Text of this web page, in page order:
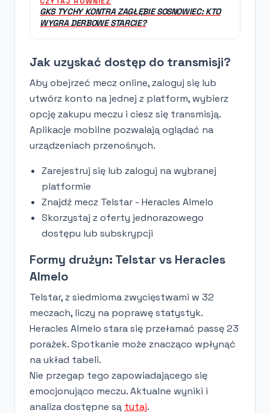
GKS TYCHY KONTRA ZAGŁĘBIE SOSNOWIEC: KTO
WYGRA DERBOWE STARCIE?
Jak uzyskać dostęp do transmisji?
Aby obejrzeć mecz online, zaloguj się lub
utwórz konto na jednej z platform, wybierz
opcję zakupu meczu i ciesz się transmisją.
Aplikacje mobilne pozwalają oglądać na
urządzeniach przenośnych.
Zarejestruj się lub zaloguj na wybranej
platformie
Znajdź mecz Telstar - Heracles Almelo
Skorzystaj z oferty jednorazowego
dostępu lub subskrypcji
Formy drużyn: Telstar vs Heracles
Almelo
Telstar, z siedmioma zwycięstwami w 32
meczach, liczy na poprawę statystyk.
Heracles Almelo stara się przełamać passę 23
porażek. Spotkanie może znacząco wpłynąć
na układ tabeli.
Nie przegap tego zapowiadającego się
emocjonująco meczu. Aktualne wyniki i
analiza dostępne są tutaj.